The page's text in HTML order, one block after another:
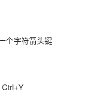
个字符箭头键